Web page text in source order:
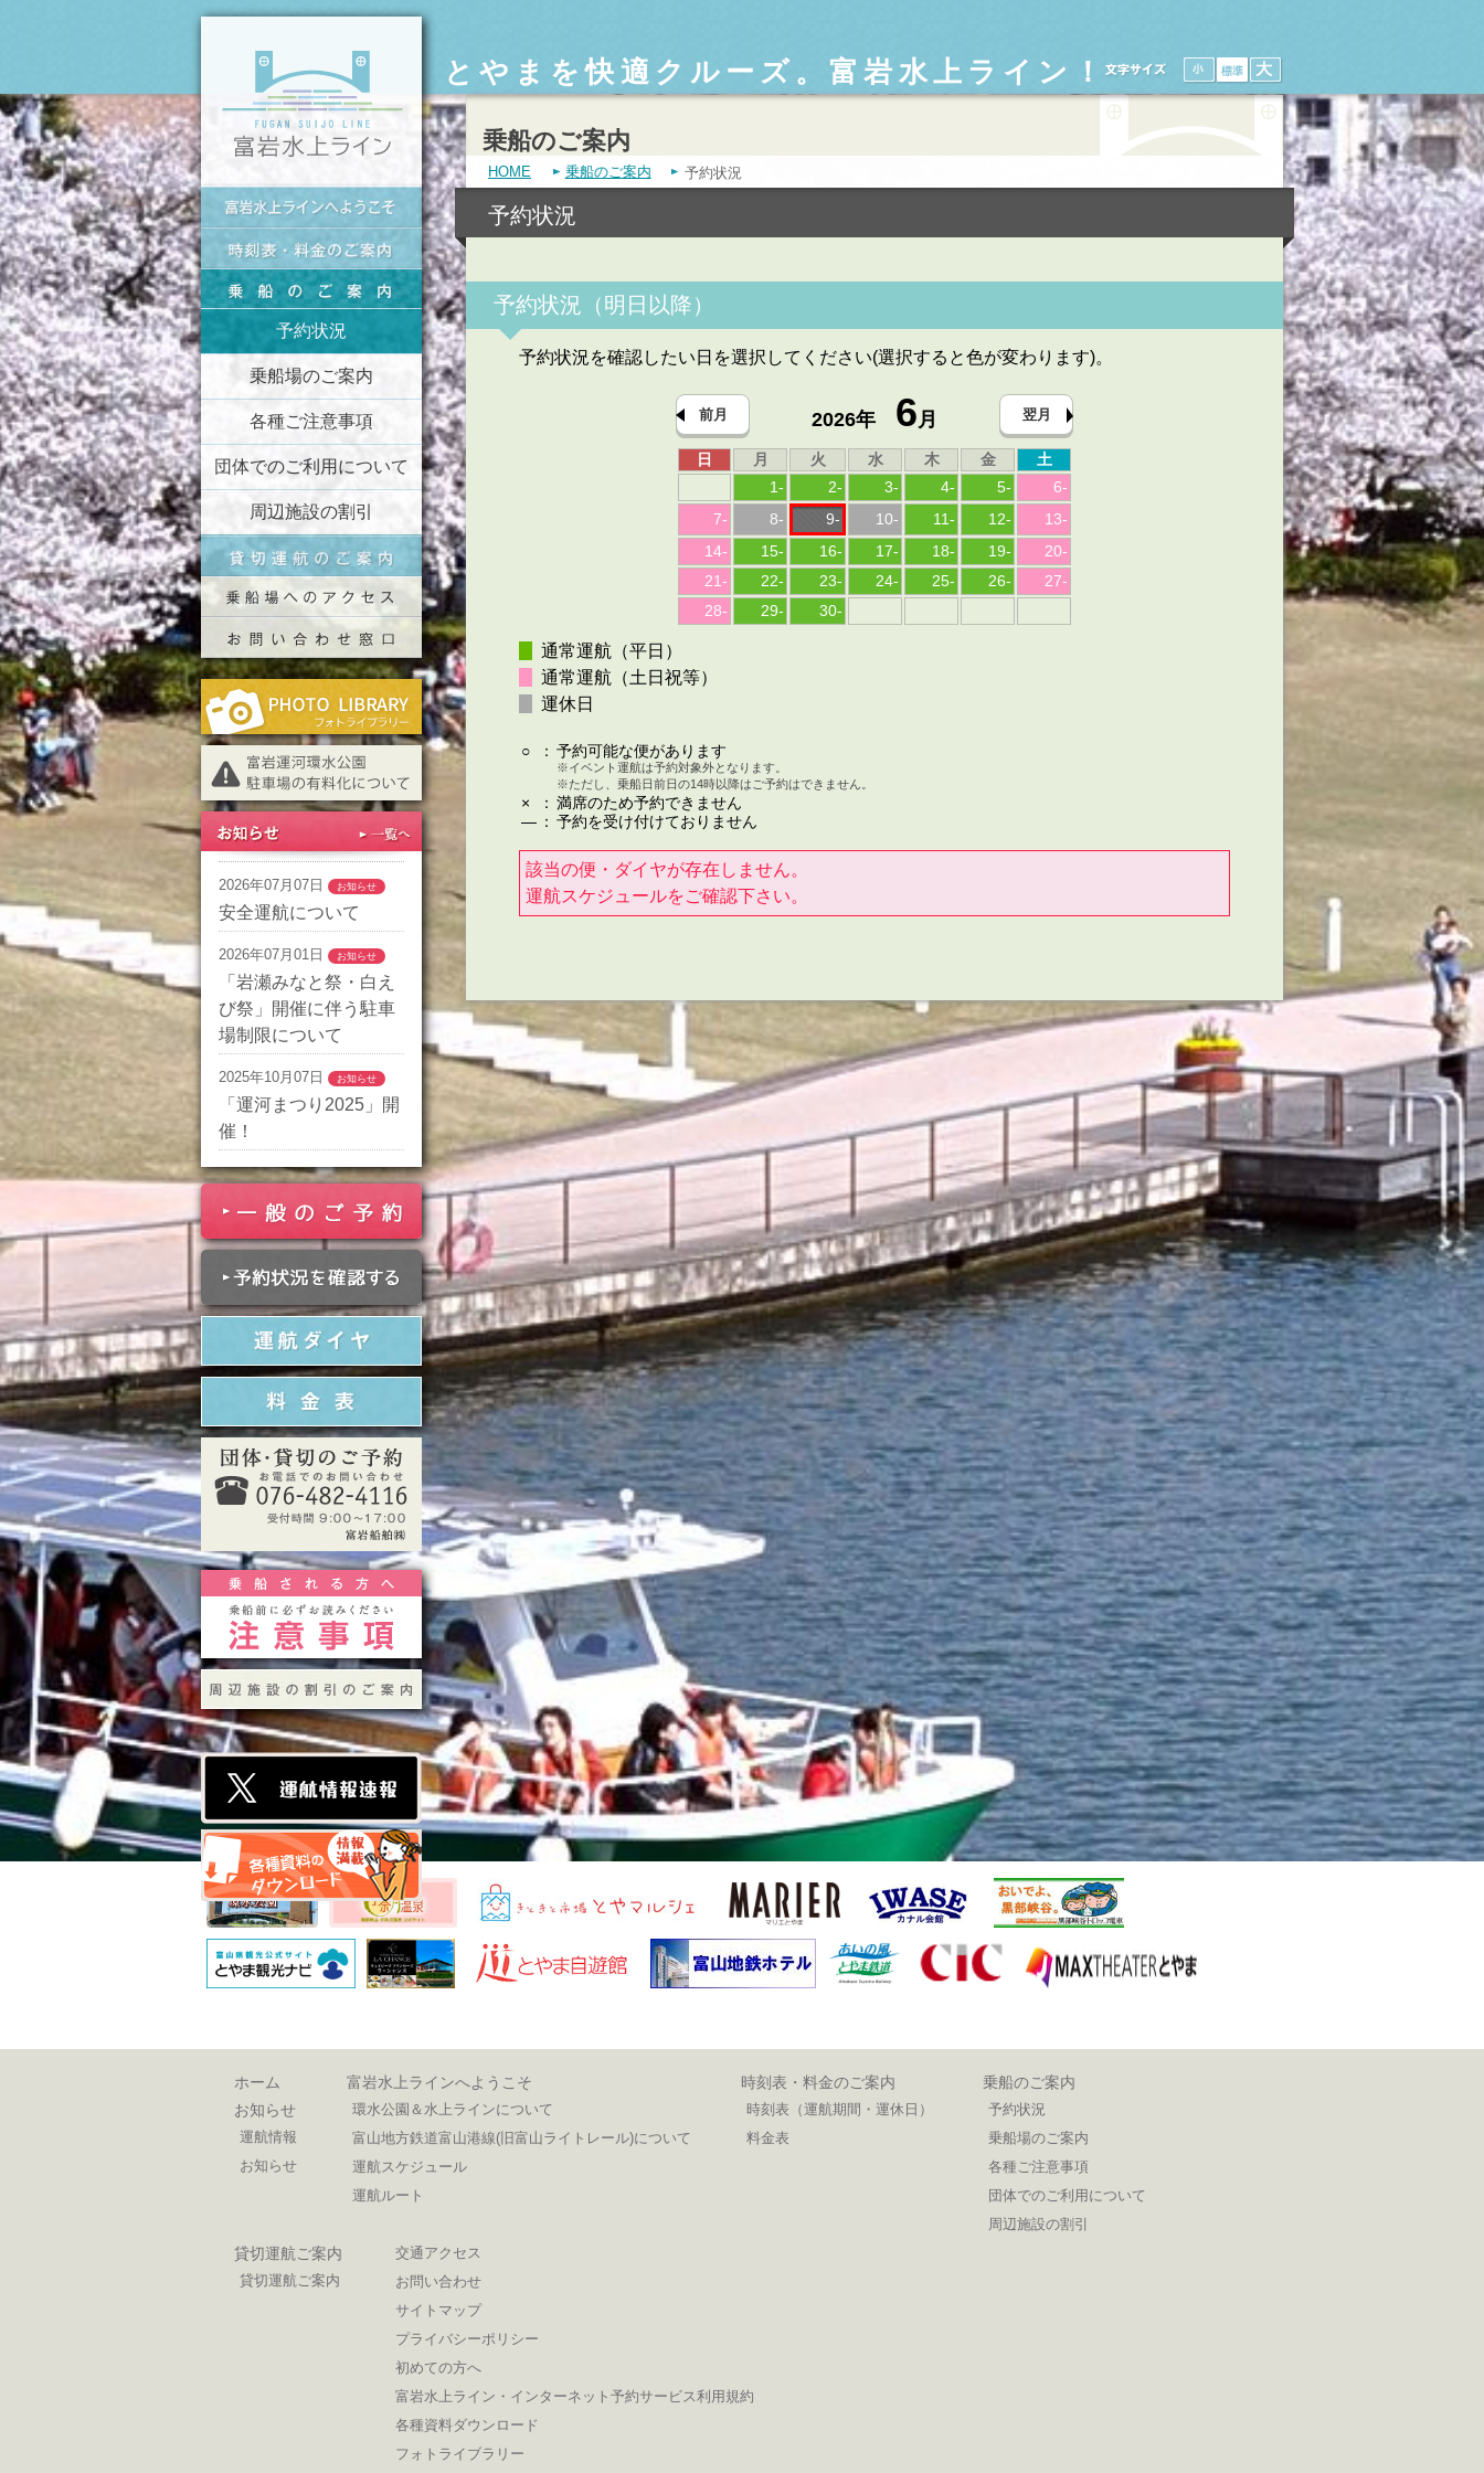
とやまを快適クルーズ。富岩水上ライン！
予約状況
乗船場のご案内
各種ご注意事項
団体でのご利用について
周辺施設の割引
2026年07月07日 お知らせ
安全運航について
2026年07月01日 お知らせ
「岩瀬みなと祭・白え
び祭」開催に伴う駐車
場制限について
2025年10月07日 お知らせ
「運河まつり2025」開
催！
乗船のご案内
HOME 乗船のご案内 予約状況
予約状況
予約状況（明日以降）
予約状況を確認したい日を選択してください(選択すると色が変わります)。
前月 2026年 6月 翌月
日 月 火 水 木 金
土
1- 2- 3- 4- 5- 6-
7- 8- 9- 10- 11- 12- 13-
14- 15- 16- 17- 18- 19- 20-
21- 22- 23- 24- 25- 26- 27-
28- 29- 30-
通常運航（平日）
通常運航（土日祝等）
運休日
○ ： 予約可能な便があります
※イベント運航は予約対象外となります。
※ただし、乗船日前日の14時以降はご予約はできません。
× ： 満席のため予約できません
— ： 予約を受け付けておりません
該当の便・ダイヤが存在しません。
運航スケジュールをご確認下さい。
ホーム
お知らせ
運航情報
お知らせ
富岩水上ラインへようこそ
環水公園＆水上ラインについて
富山地方鉄道富山港線(旧富山ライトレール)について
運航スケジュール
運航ルート
時刻表・料金のご案内
時刻表（運航期間・運休日）
料金表
乗船のご案内
予約状況
乗船場のご案内
各種ご注意事項
団体でのご利用について
周辺施設の割引
貸切運航ご案内
貸切運航ご案内
交通アクセス
お問い合わせ
サイトマップ
プライバシーポリシー
初めての方へ
富岩水上ライン・インターネット予約サービス利用規約
各種資料ダウンロード
フォトライブラリー